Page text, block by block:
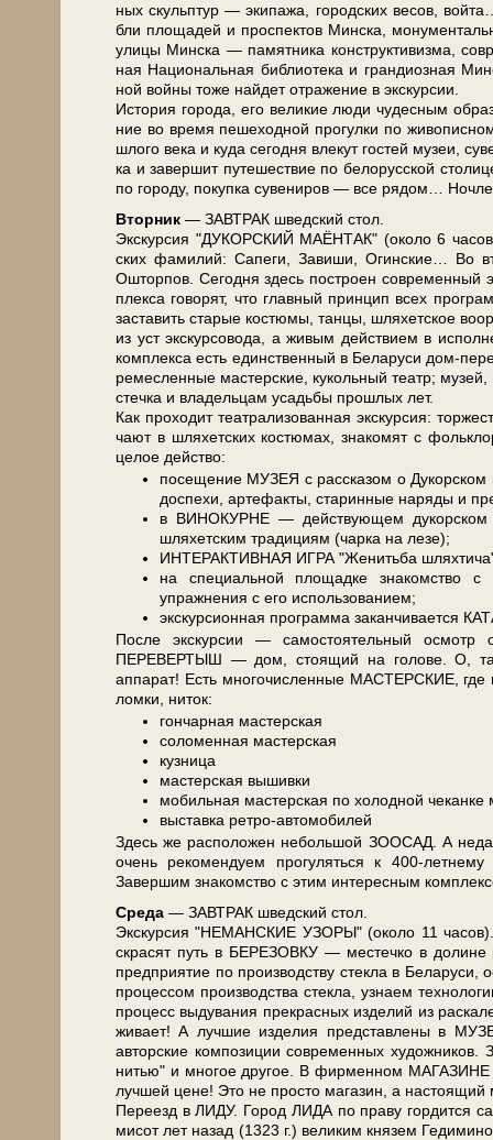
ных скульп­тур — эки­па­жа, го­род­ских ве­сов,
бли пло­ща­дей и про­спек­тов Мин­ска,
ули­цы Мин­ска — па­мят­ни­ка кон­ст­рук­ти­виз­ма,
ная На­ци­о­наль­ная биб­лио­те­ка и гран­ди­оз­ная
ной вой­ны то­же най­дет от­ра­же­ние в экс­кур­сии.
История го­ро­да, его ве­ли­кие лю­ди чу­дес­ным
ние во вре­мя пе­ше­ход­ной про­гул­ки по
шло­го ве­ка и ку­да се­год­ня вле­кут го­стей му­зеи,
ка и за­вер­шит пу­те­ше­ствие по бе­ло­рус­ской
по го­ро­ду, по­куп­ка су­ве­ни­ров — все ря­дом…
Втор­ник — ЗАВ­ТРАК швед­ский стол.
Экс­кур­сия "ДУКОРСКИЙ МАЁНТАК" (око­ло 6
ских фа­ми­лий: Са­пе­ги, За­ви­ши, Огин­ские… Во
Ошторпов. Сегодня здесь по­стро­ен
плек­са го­во­рят, что глав­ный принцип всех
заставить ста­рые костюмы, тан­цы, шляхетское
из уст экс­кур­со­во­да, а живым действием в
ком­плек­са есть един­ствен­ный в Бе­ла­ру­си дом-
ремесленные ма­стер­ские, кукольный театр;
с­теч­ка и владельцам усадь­бы про­шлых лет.
Как про­хо­дит театрализованная экскурсия:
ча­ют в шля­хет­ских ко­стю­мах, знакомят с
целое дей­ство:
посещение МУЗЕЯ с рассказом о Дукорском
доспехи, артефакты, старинные наряды и
в ВИНОКУРНЕ — действующем дукорском
шляхетским традициям (чарка на лезе);
ИНТЕРАКТИВНАЯ ИГРА "Женитьба шляхтича"
на специальной площадке
упражнения с его использованием;
экскурсионная программа заканчивается
После экс­кур­сии — самостоятельный
ПЕРЕВЕРТЫШ — дом, стоящий на голове. О, там
аппарат! Есть мно­го­чис­лен­ные МАСТЕРСКИЕ,
лом­ки, ниток:
гончарная мастерская
соломенная мастерская
кузница
мастерская вышивки
мобильная мастерская по холодной чеканке
выставка ретро-автомобилей
Здесь же рас­по­ло­жен не­боль­шой ЗООСАД. А
очень ре­ко­мен­ду­ем про­гу­лять­ся к 400-
Завершим знакомство с этим ин­те­рес­ным
Сре­да — ЗАВ­ТРАК швед­ский стол.
Экс­кур­сия "НЕМАНСКИЕ УЗОРЫ" (око­ло 11 ча­сов).
скрасят путь в БЕРЕЗОВКУ — ме­стеч­ко в
пред­при­я­тие по про­из­вод­ству стек­ла в Бе­ла­ру­си,
процессом про­из­вод­ства стек­ла, узна­ем
про­цесс выдувания пре­крас­ных из­де­лий из
жи­ва­ет! А луч­шие из­де­лия пред­став­ле­ны в
авторские ком­по­зи­ции со­вре­мен­ных
нитью" и мно­гое дру­гое. В фир­мен­ном МАГАЗИНЕ
луч­шей це­не! Это не про­сто ма­га­зин, а
Пе­ре­езд в ЛИДУ. Город ЛИДА по пра­ву гор­дит­ся
ми­сот лет на­зад (1323 г.) ве­ли­ким кня­зем